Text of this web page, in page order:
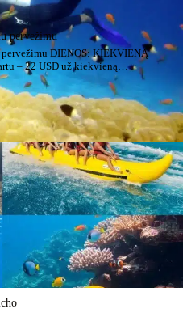
pervežimu
DIENOS: KIEKVIENĄ
– 22 USD už kiekvieną…